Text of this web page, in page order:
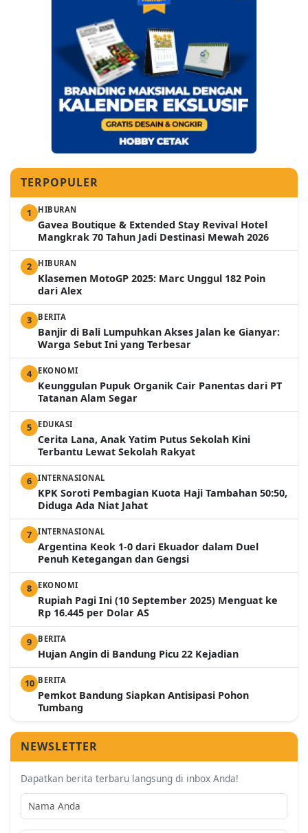
TERPOPULER
1 HIBURAN
Gavea Boutique & Extended Stay Revival Hotel
Mangkrak 70 Tahun Jadi Destinasi Mewah 2026
2 HIBURAN
Klasemen MotoGP 2025: Marc Unggul 182 Poin
dari Alex
3 BERITA
Banjir di Bali Lumpuhkan Akses Jalan ke Gianyar:
Warga Sebut Ini yang Terbesar
4 EKONOMI
Keunggulan Pupuk Organik Cair Panentas dari PT
Tatanan Alam Segar
5 EDUKASI
Cerita Lana, Anak Yatim Putus Sekolah Kini
Terbantu Lewat Sekolah Rakyat
6 INTERNASIONAL
KPK Soroti Pembagian Kuota Haji Tambahan 50:50,
Diduga Ada Niat Jahat
7 INTERNASIONAL
Argentina Keok 1-0 dari Ekuador dalam Duel
Penuh Ketegangan dan Gengsi
8 EKONOMI
Rupiah Pagi Ini (10 September 2025) Menguat ke
Rp 16.445 per Dolar AS
9 BERITA
Hujan Angin di Bandung Picu 22 Kejadian
10 BERITA
Pemkot Bandung Siapkan Antisipasi Pohon
Tumbang
NEWSLETTER
Dapatkan berita terbaru langsung di inbox Anda!